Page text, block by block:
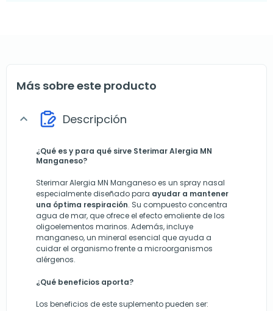
Más sobre este producto
expand_more Descripción
¿Qué es y para qué sirve Sterimar Alergia MN
Manganeso?
Sterimar Alergia MN Manganeso es un spray nasal
especialmente diseñado para ayudar a mantener
una óptima respiración. Su compuesto concentra
agua de mar, que ofrece el efecto emoliente de los
oligoelementos marinos. Además, incluye
manganeso, un mineral esencial que ayuda a
cuidar el organismo frente a microorganismos
alérgenos.
¿Qué beneficios aporta?
Los beneficios de este suplemento pueden ser: